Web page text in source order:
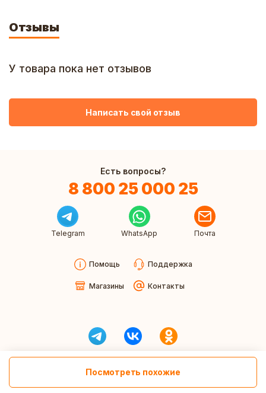
Посмотреть похожие
Отзывы
У товара пока нет отзывов
Написать свой отзыв
Есть вопросы?
8 800 25 000 25
Telegram WhatsApp Почта
Помощь Поддержка
Магазины Контакты